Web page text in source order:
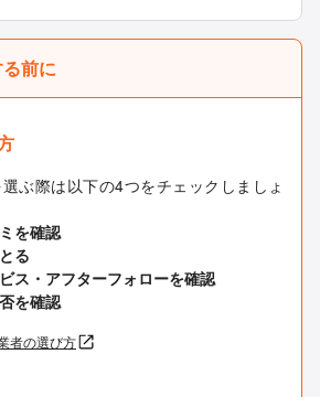
前に
ぶ際は以下の4つをチェックしましょ
を確認
る
ス・アフターフォローを確認
を確認
者の選び方